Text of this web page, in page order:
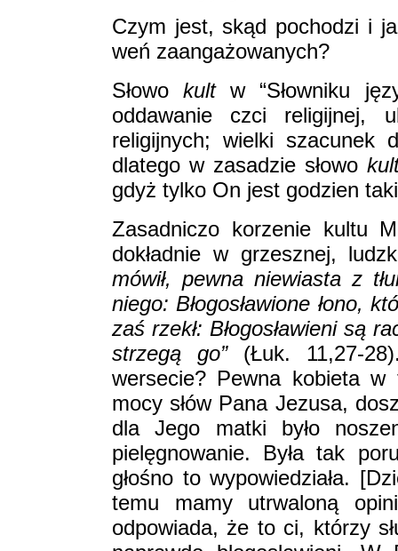
Czym jest, skąd pochodzi i
weń zaangażowanych?
Słowokultw “Słowniku
oddawanie czci religijnej,
religijnych; wielki szacunek
dlatego w zasadzie słowo
gdyż tylko On jest godzien
Zasadniczo korzenie kultu
dokładnie w grzesznej,
mówił, pewna niewiasta z
niego: Błogosławione łono,
zaś rzekł: Błogosławieni są
strzegą go”(Łuk. 11,27-
wersecie? Pewna kobieta w
mocy słów Pana Jezusa,
dla Jego matki było
pielęgnowanie. Była tak
głośno to wypowiedziała.
temu mamy utrwaloną
odpowiada, że to ci, którzy